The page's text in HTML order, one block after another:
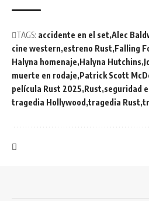
TAGS: accidente en el set Alec
cine western estreno Rust Falling
Halyna homenaje Halyna Hutchins
muerte en rodaje Patrick Scott
película Rust 2025 Rust seguridad
tragedia Hollywood tragedia Rust